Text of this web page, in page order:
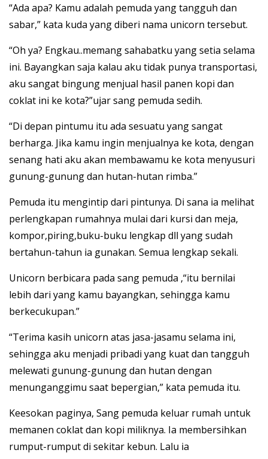
“Ada apa? Kamu adalah pemuda yang tangguh dan
sabar,” kata kuda yang diberi nama unicorn tersebut.
“Oh ya? Engkau..memang sahabatku yang setia selama
ini. Bayangkan saja kalau aku tidak punya transportasi,
aku sangat bingung menjual hasil panen kopi dan
coklat ini ke kota?”ujar sang pemuda sedih.
“Di depan pintumu itu ada sesuatu yang sangat
berharga. Jika kamu ingin menjualnya ke kota, dengan
senang hati aku akan membawamu ke kota menyusuri
gunung-gunung dan hutan-hutan rimba.”
Pemuda itu mengintip dari pintunya. Di sana ia melihat
perlengkapan rumahnya mulai dari kursi dan meja,
kompor,piring,buku-buku lengkap dll yang sudah
bertahun-tahun ia gunakan. Semua lengkap sekali.
Unicorn berbicara pada sang pemuda ,“itu bernilai
lebih dari yang kamu bayangkan, sehingga kamu
berkecukupan.”
“Terima kasih unicorn atas jasa-jasamu selama ini,
sehingga aku menjadi pribadi yang kuat dan tangguh
melewati gunung-gunung dan hutan dengan
menunganggimu saat bepergian,” kata pemuda itu.
Keesokan paginya, Sang pemuda keluar rumah untuk
memanen coklat dan kopi miliknya. Ia membersihkan
rumput-rumput di sekitar kebun. Lalu ia